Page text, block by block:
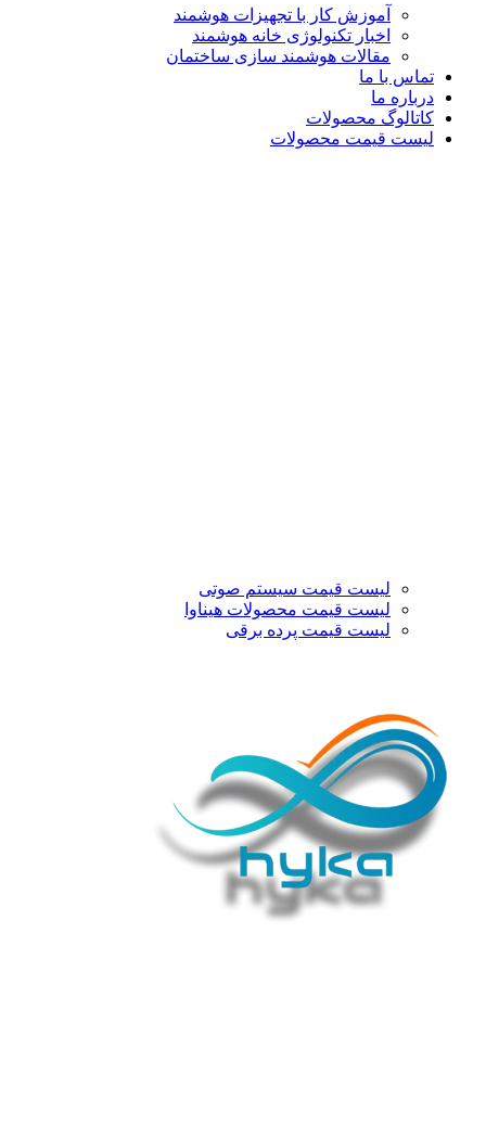
آموزش کار با تجهیزات هوشمند
اخبار تکنولوژی خانه هوشمند
مقالات هوشمند سازی ساختمان
تماس با ما
درباره ما
کاتالوگ محصولات
لیست قیمت محصولات
لیست قیمت سیستم صوتی
لیست قیمت محصولات هیناوا
لیست قیمت پرده برقی